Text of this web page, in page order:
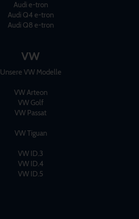
Audi e-tron
Audi Q4 e-tron
Audi Q8 e-tron
VW
Unsere VW Modelle
VW Arteon
VW Golf
VW Passat
VW Tiguan
VW ID.3
VW ID.4
VW ID.5